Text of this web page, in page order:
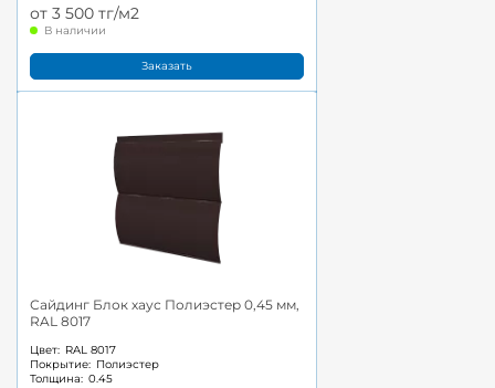
от 3 500 тг/м2
В наличии
Заказать
Сайдинг Блок хаус Полиэстер 0,45 мм,
RAL 8017
Цвет: RAL 8017
Покрытие: Полиэстер
Толщина: 0.45